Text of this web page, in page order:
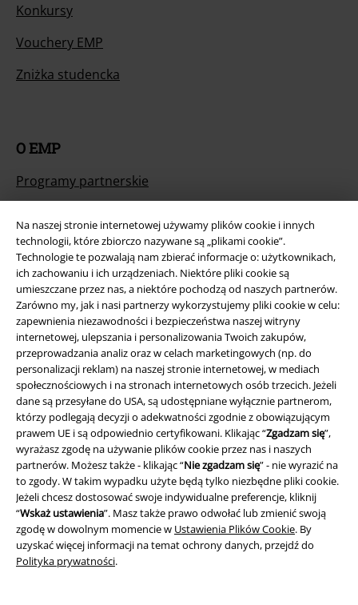
Na naszej stronie internetowej używamy plików cookie i innych
technologii, które zbiorczo nazywane są „plikami cookie”.
Technologie te pozwalają nam zbierać informacje o: użytkownikach,
ich zachowaniu i ich urządzeniach. Niektóre pliki cookie są
umieszczane przez nas, a niektóre pochodzą od naszych partnerów.
Zarówno my, jak i nasi partnerzy wykorzystujemy pliki cookie w celu:
zapewnienia niezawodności i bezpieczeństwa naszej witryny
internetowej, ulepszania i personalizowania Twoich zakupów,
przeprowadzania analiz oraz w celach marketingowych (np. do
personalizacji reklam) na naszej stronie internetowej, w mediach
społecznościowych i na stronach internetowych osób trzecich. Jeżeli
dane są przesyłane do USA, są udostępniane wyłącznie partnerom,
którzy podlegają decyzji o adekwatności zgodnie z obowiązującym
prawem UE i są odpowiednio certyfikowani. Klikając “Zgadzam się”,
wyrażasz zgodę na używanie plików cookie przez nas i naszych
partnerów. Możesz także - klikając “Nie zgadzam się” - nie wyrazić na
to zgody. W takim wypadku użyte będą tylko niezbędne pliki cookie.
Jeżeli chcesz dostosować swoje indywidualne preferencje, kliknij
“Wskaż ustawienia”. Masz także prawo odwołać lub zmienić swoją
zgodę w dowolnym momencie w Ustawienia Plików Cookie. By
uzyskać więcej informacji na temat ochrony danych, przejdź do
Polityka prywatności.
Konkursy
Vouchery EMP
Zniżka studencka
O EMP
Programy partnerskie
Społeczność
Metody płatności